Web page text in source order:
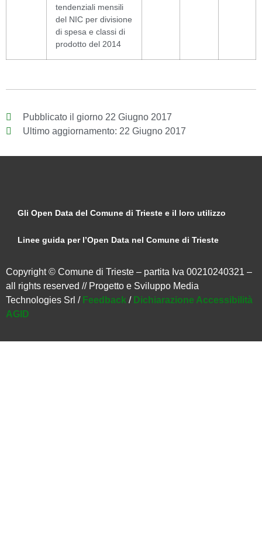
tendenziali mensili
del NIC per divisione
di spesa e classi di
prodotto del 2014
Pubblicato il giorno 22 Giugno 2017
Ultimo aggiornamento: 22 Giugno 2017
Gli Open Data del Comune di Trieste e il loro utilizzo
Linee guida per l’Open Data nel Comune di Trieste
Copyright © Comune di Trieste – partita Iva 00210240321 –
all rights reserved // Progetto e Sviluppo Media
Technologies Srl / Feedback / Dichiarazione Accessibilità
AGID